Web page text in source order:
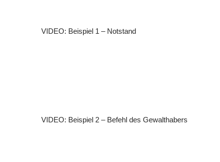
VIDEO: Beispiel 1 – Notstand
VIDEO: Beispiel 2 – Befehl des Gewalthabers